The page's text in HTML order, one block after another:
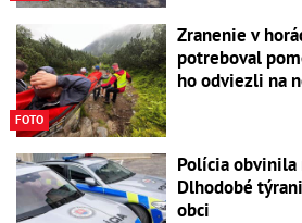
FOTO
Zranenie v
potreboval
ho odviezli na
Polícia obvinila
Dlhodobé
obci